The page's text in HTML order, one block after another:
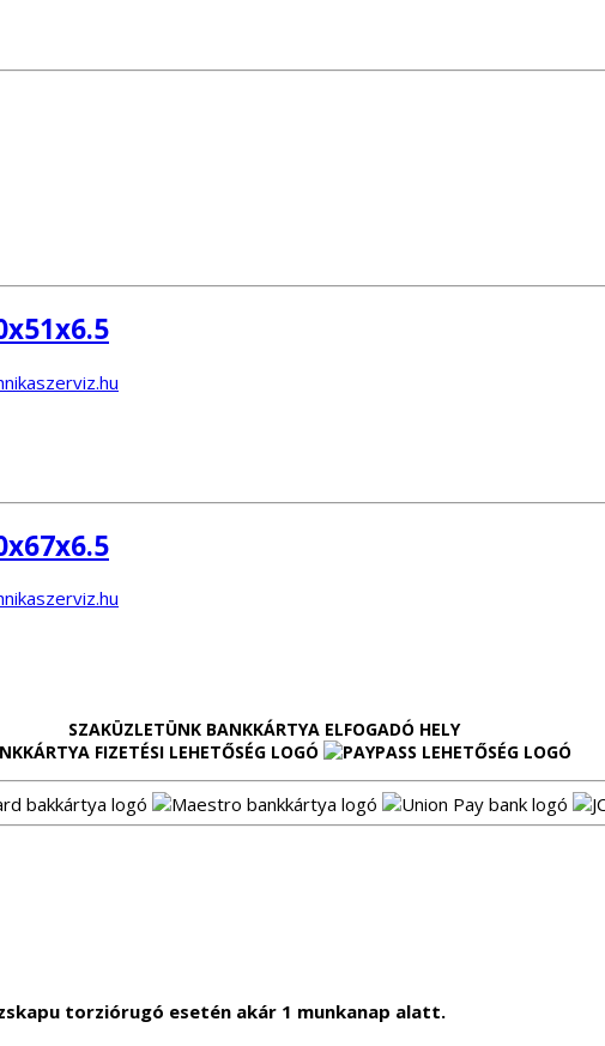
SZAKÜZLETÜNK BANKKÁRTYA ELFOGADÓ HELY
torziórugó esetén akár 1 munkanap alatt.